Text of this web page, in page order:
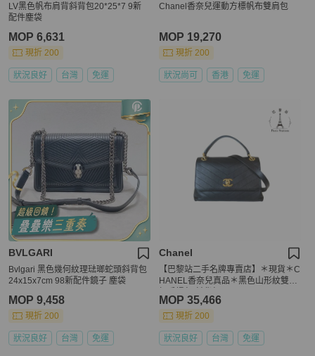
LV黑色帆布肩背斜背包20*25*7 9新
配件塵袋
MOP 6,631
現折 200
狀況良好 台灣 免運
Chanel香奈兒運動方標帆布雙肩包
MOP 19,270
現折 200
狀況尚可 香港 免運
BVLGARI
Bvlgari 黑色幾何紋理琺瑯蛇頭斜背包
24x15x7cm 98新配件鏡子 塵袋
MOP 9,458
現折 200
狀況良好 台灣 免運
Chanel
【巴黎站二手名牌專賣店】＊現貨＊C
HANEL香奈兒真品＊黑色山形紋雙C
MOP 35,466
現折 200
狀況良好 台灣 免運